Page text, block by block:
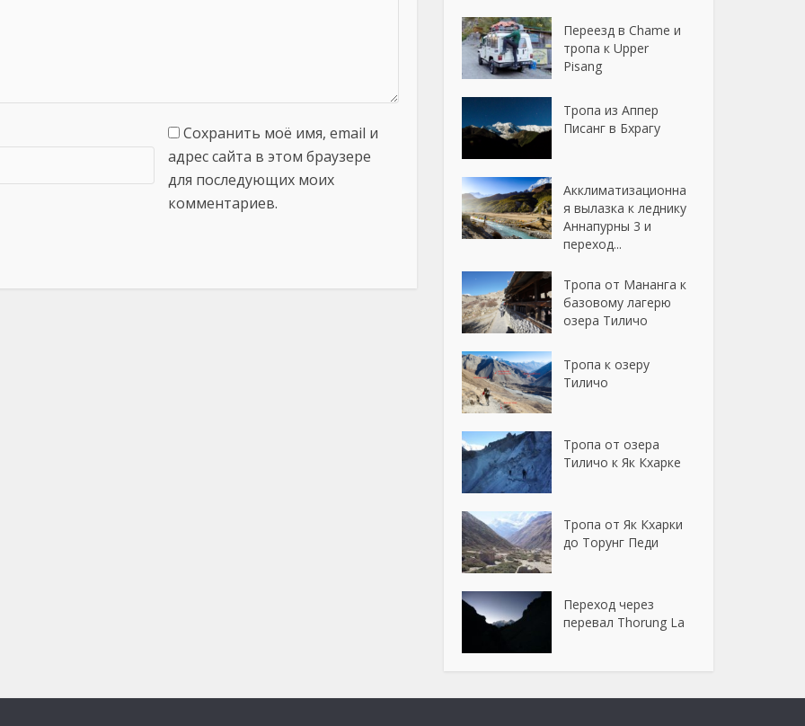
Сохранить моё имя, email и
адрес сайта в этом браузере
для последующих моих
комментариев.
Переезд в Chame и
тропа к Upper
Pisang
Тропа из Аппер
Писанг в Бхрагу
Акклиматизационна
я вылазка к леднику
Аннапурны 3 и
переход...
Тропа от Мананга к
базовому лагерю
озера Тиличо
Тропа к озеру
Тиличо
Тропа от озера
Тиличо к Як Кхарке
Тропа от Як Кхарки
до Торунг Педи
Переход через
перевал Thorung La